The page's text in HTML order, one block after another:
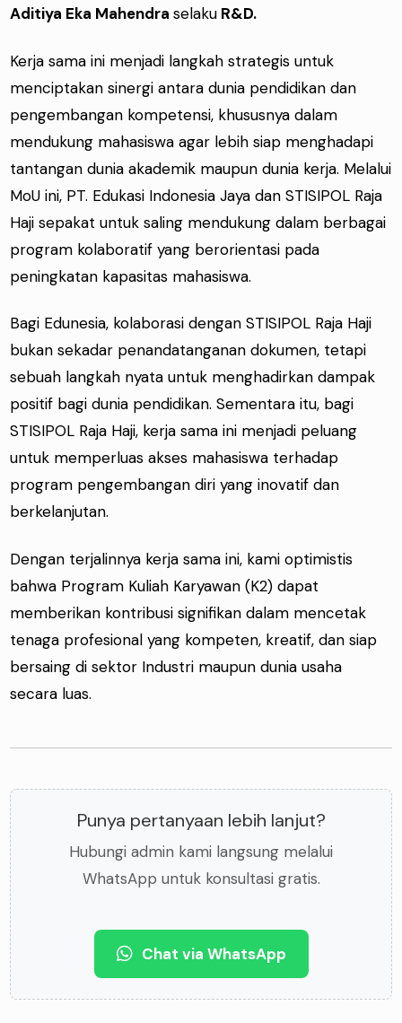
Aditiya Eka Mahendraselaku R&D.
Kerja sama ini menjadi langkah strategis untuk
menciptakan sinergi antara dunia pendidikan dan
pengembangan kompetensi, khususnya dalam
mendukung mahasiswa agar lebih siap menghadapi
tantangan dunia akademik maupun dunia kerja. Melalui
MoU ini, PT. Edukasi Indonesia Jaya dan STISIPOL Raja
Haji sepakat untuk saling mendukung dalam berbagai
program kolaboratif yang berorientasi pada
peningkatan kapasitas mahasiswa.
Bagi Edunesia, kolaborasi dengan STISIPOL Raja Haji
bukan sekadar penandatanganan dokumen, tetapi
sebuah langkah nyata untuk menghadirkan dampak
positif bagi dunia pendidikan. Sementara itu, bagi
STISIPOL Raja Haji, kerja sama ini menjadi peluang
untuk memperluas akses mahasiswa terhadap
program pengembangan diri yang inovatif dan
berkelanjutan.
Dengan terjalinnya kerja sama ini, kami optimistis
bahwa Program Kuliah Karyawan (K2) dapat
memberikan kontribusi signifikan dalam mencetak
tenaga profesional yang kompeten, kreatif, dan siap
bersaing di sektor Industri maupun dunia usaha
secara luas.
Punya pertanyaan lebih lanjut?
Hubungi admin kami langsung melalui
WhatsApp untuk konsultasi gratis.
Chat via WhatsApp